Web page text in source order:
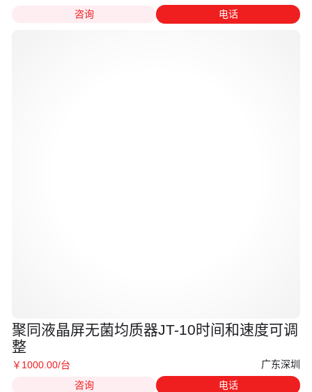
咨询
电话
聚同液晶屏无菌均质器JT-10时间和速度可调
整
￥ 1000 .00/台
广东深圳
咨询
电话